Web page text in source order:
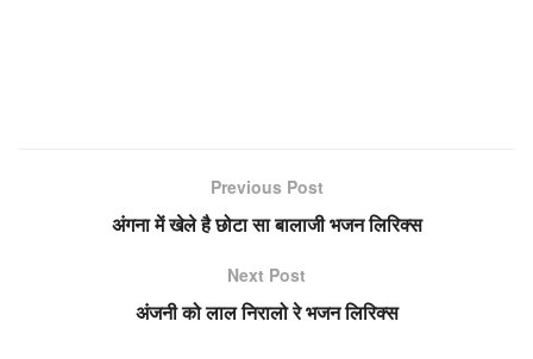
Previous Post
अंगना में खेले है छोटा सा बालाजी भजन लिरिक्स
Next Post
अंजनी को लाल निरालो रे भजन लिरिक्स